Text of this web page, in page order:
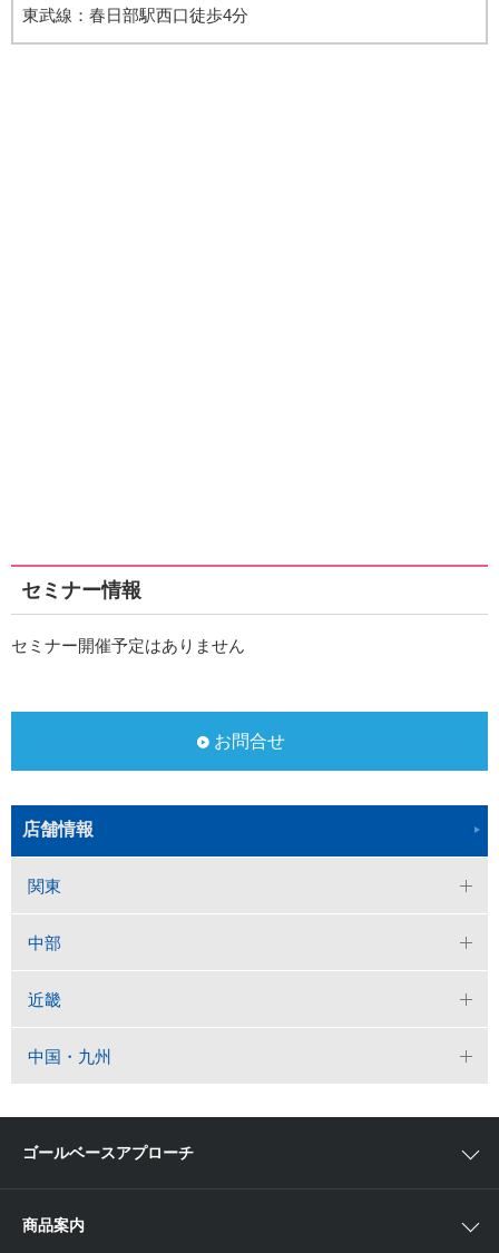
東武線：春日部駅西口徒歩4分
セミナー情報
セミナー開催予定はありません
お問合せ
店舗情報
関東
中部
近畿
中国・九州
ゴールベースアプローチ
商品案内